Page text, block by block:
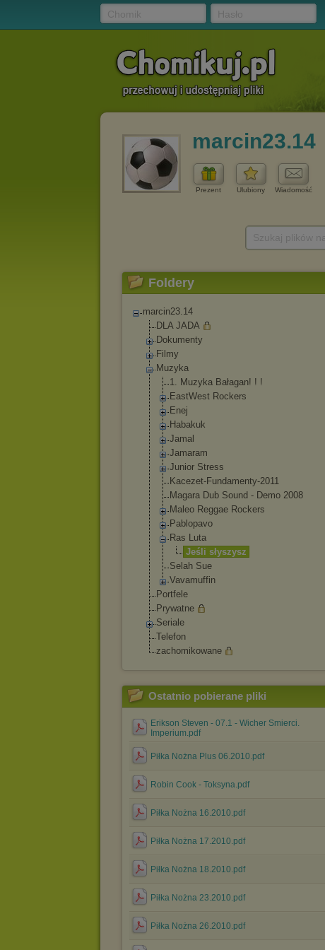
marcin23.14
Prezent Ulubiony Wiadomość
Foldery
marcin23.14
DLA JADA
Dokumenty
Filmy
Muzyka
1. Muzyka Bałagan! ! !
EastWest Rockers
Enej
Habakuk
Jamal
Jamaram
Junior Stress
Kacezet-Fundamenty-2011
Magara Dub Sound - Demo 2008
Maleo Reggae Rockers
Pablopavo
Ras Luta
Jeśli słyszysz
Selah Sue
Vavamuffin
Portfele
Prywatne
Seriale
Telefon
zachomikowane
Ostatnio pobierane pliki
Erikson Steven - 07.1 - Wicher Smierci.
Imperium.pdf
Piłka Nożna Plus 06.2010.pdf
Robin Cook - Toksyna.pdf
Piłka Nożna 16.2010.pdf
Piłka Nożna 17.2010.pdf
Piłka Nożna 18.2010.pdf
Piłka Nożna 23.2010.pdf
Piłka Nożna 26.2010.pdf